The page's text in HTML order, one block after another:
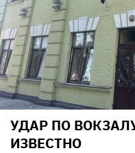
УДАР ПО
ИЗВЕСТНО